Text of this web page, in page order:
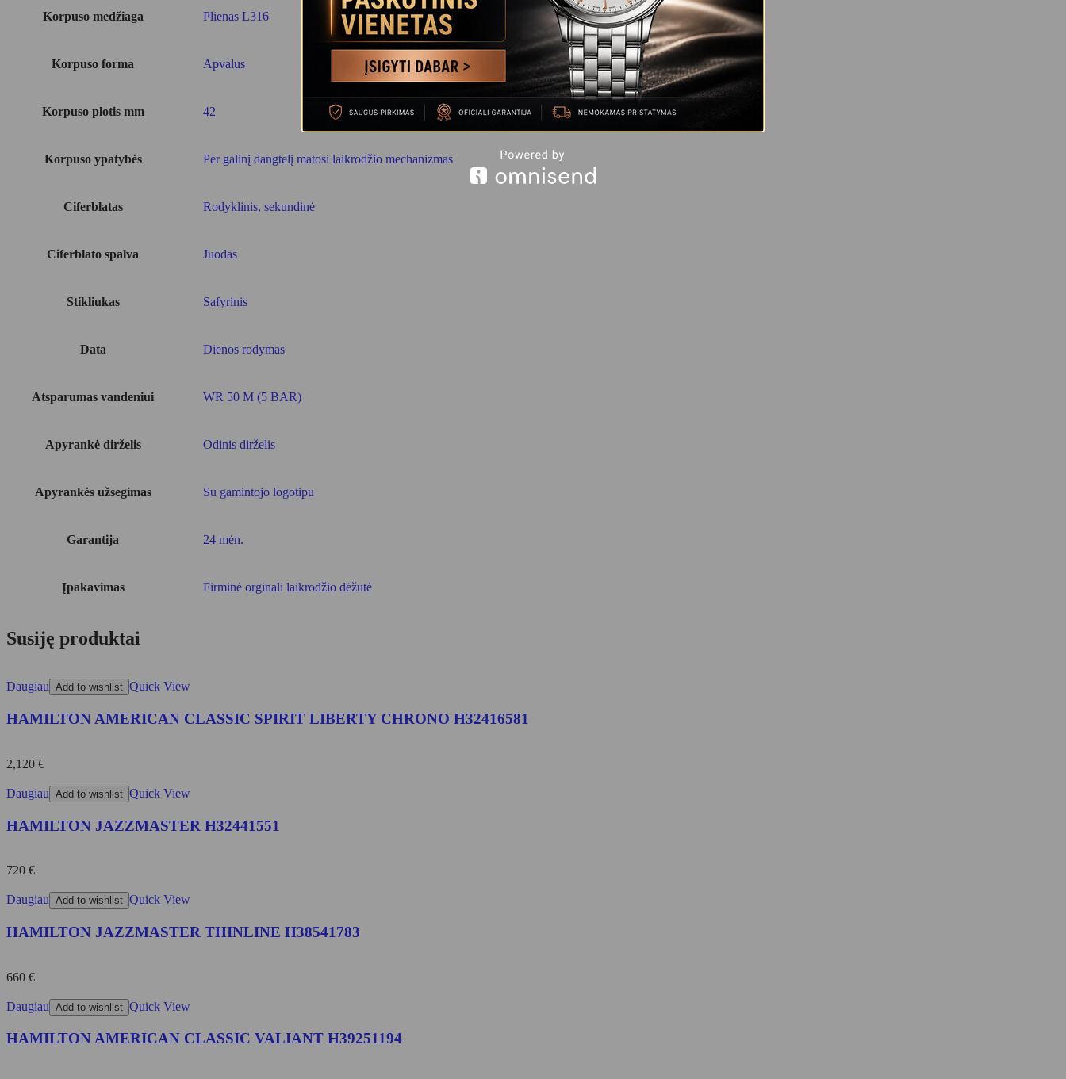
Korpuso medžiaga Plienas L316
Korpuso forma Apvalus
Korpuso plotis mm 42
Korpuso ypatybės Per galinį dangtelį matosi laikrodžio mechanizmas
Ciferblatas Rodyklinis, sekundinė
Ciferblato spalva Juodas
Stikliukas Safyrinis
Data Dienos rodymas
Atsparumas vandeniui WR 50 M (5 BAR)
Apyrankė dirželis Odinis dirželis
Apyrankės užsegimas Su gamintojo logotipu
Garantija 24 mėn.
Įpakavimas Firminė orginali laikrodžio dėžutė
Susiję produktai
Daugiau Add to wishlist Quick View
HAMILTON AMERICAN CLASSIC SPIRIT LIBERTY CHRONO H32416581
2,120 €
Daugiau Add to wishlist Quick View
HAMILTON JAZZMASTER H32441551
720 €
Daugiau Add to wishlist Quick View
HAMILTON JAZZMASTER THINLINE H38541783
660 €
Daugiau Add to wishlist Quick View
HAMILTON AMERICAN CLASSIC VALIANT H39251194